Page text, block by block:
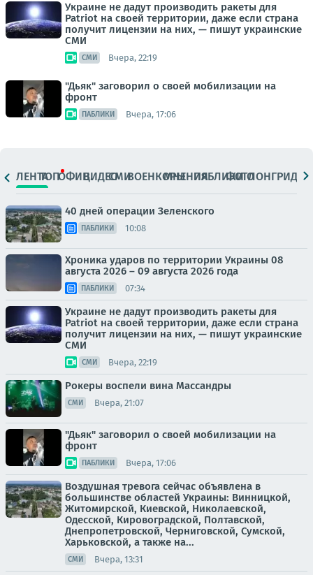
Украине не дадут производить ракеты для
Patriot на своей территории, даже если страна
получит лицензии на них, — пишут украинские
СМИ
СМИ Вчера, 22:19
"Дьяк" заговорил о своей мобилизации на
фронт
ПАБЛИКИ Вчера, 17:06
ЛЕНТАТОПОФИЦ.ВИДЕОСМИВОЕНКОРЫМНЕНИЯПАБЛИКИ
ФОТОЛОНГРИДЫ
40 дней операции Зеленского
ПАБЛИКИ 10:08
Хроника ударов по территории Украины 08
августа 2026 – 09 августа 2026 года
ПАБЛИКИ 07:34
Украине не дадут производить ракеты для
Patriot на своей территории, даже если страна
получит лицензии на них, — пишут украинские
СМИ
СМИ Вчера, 22:19
Рокеры воспели вина Массандры
СМИ Вчера, 21:07
"Дьяк" заговорил о своей мобилизации на
фронт
ПАБЛИКИ Вчера, 17:06
Воздушная тревога сейчас объявлена в
большинстве областей Украины: Винницкой,
Житомирской, Киевской, Николаевской,
Одесской, Кировоградской, Полтавской,
Днепропетровской, Черниговской, Сумской,
Харьковской, а также на...
СМИ Вчера, 13:31